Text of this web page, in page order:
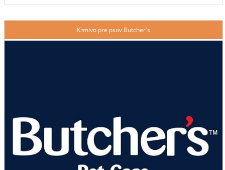
Krmivo pre psov Butcher´s